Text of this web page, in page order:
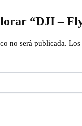
“DJI –
no será publicada. Los